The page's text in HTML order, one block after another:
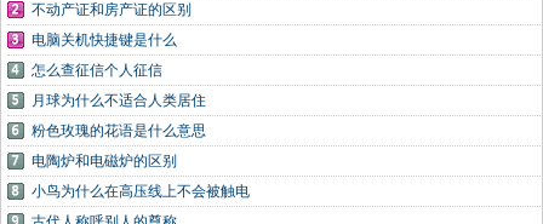
不动产证和房产证的区别
电脑关机快捷键是什么
怎么查征信个人征信
月球为什么不适合人类居住
粉色玫瑰的花语是什么意思
电陶炉和电磁炉的区别
小鸟为什么在高压线上不会被触电